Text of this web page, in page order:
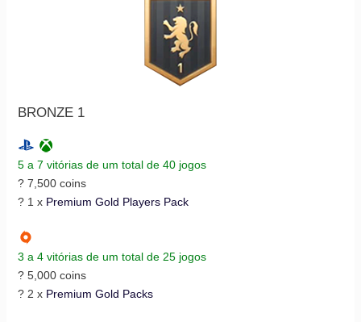
BRONZE 1
5 a 7 vitórias de um total de 40 jogos
? 7,500 coins
? 1 x Premium Gold Players Pack
3 a 4 vitórias de um total de 25 jogos
? 5,000 coins
? 2 x Premium Gold Packs